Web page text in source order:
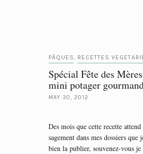
PÂQUES, RECETTES
Spécial Fête des
mini potager
MAY 30, 2012
Des mois que cette recette
sagement dans mes dossiers que
bien la publier, souvenez-vous je